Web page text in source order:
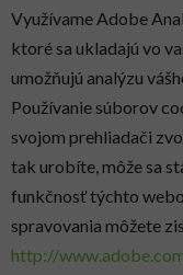
Využívame Adobe
ktoré sa ukladajú vo
umožňujú analýzu
Používanie súborov
svojom prehliadači
tak urobíte, môže sa
funkčnosť týchto
spravovania môžete
http://